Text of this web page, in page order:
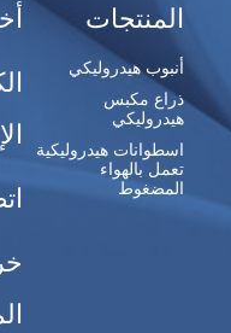
المنتجات
أنبوب هيدروليكي
ذراع مكبس
هيدروليكي
اسطوانات هيدروليكية
تعمل بالهواء
المضغوط